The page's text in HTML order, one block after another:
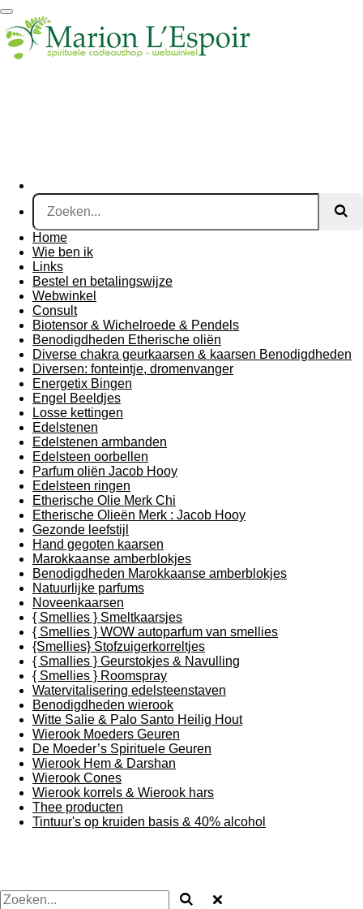
Ga
direct
naar
de
Home
Wie ben ik
Links
Bestel en betalingswijze
Webwinkel
Consult
Biotensor & Wichelroede & Pendels
Benodigdheden Etherische oliën
Diverse chakra geurkaarsen & kaarsen Benodigdheden
Diversen: fonteintje, dromenvanger
Energetix Bingen
Engel Beeldjes
Losse kettingen
Edelstenen
Edelstenen armbanden
Edelsteen oorbellen
Parfum oliën Jacob Hooy
Edelsteen ringen
Etherische Olie Merk Chi
Etherische Olieën Merk : Jacob Hooy
Gezonde leefstijl
Hand gegoten kaarsen
Marokkaanse amberblokjes
Benodigdheden Marokkaanse amberblokjes
Natuurlijke parfums
Noveenkaarsen
{ Smellies } Smeltkaarsjes
{ Smellies } WOW autoparfum van smellies
{Smellies} Stofzuigerkorreltjes
{ Smallies } Geurstokjes & Navulling
{ Smellies } Roomspray
Watervitalisering edelsteenstaven
Benodigdheden wierook
Witte Salie & Palo Santo Heilig Hout
Wierook Moeders Geuren
De Moeder’s Spirituele Geuren
Wierook Hem & Darshan
Wierook Cones
Wierook korrels & Wierook hars
Thee producten
Tintuur's op kruiden basis & 40% alcohol